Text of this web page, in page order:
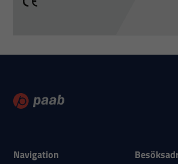
CE
Navigation